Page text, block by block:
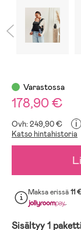
Varastossa
178,90 €
Ovh: 249,90 € i
Katso hintahistoria
Maksa erissä11
.
Sisältyy 1